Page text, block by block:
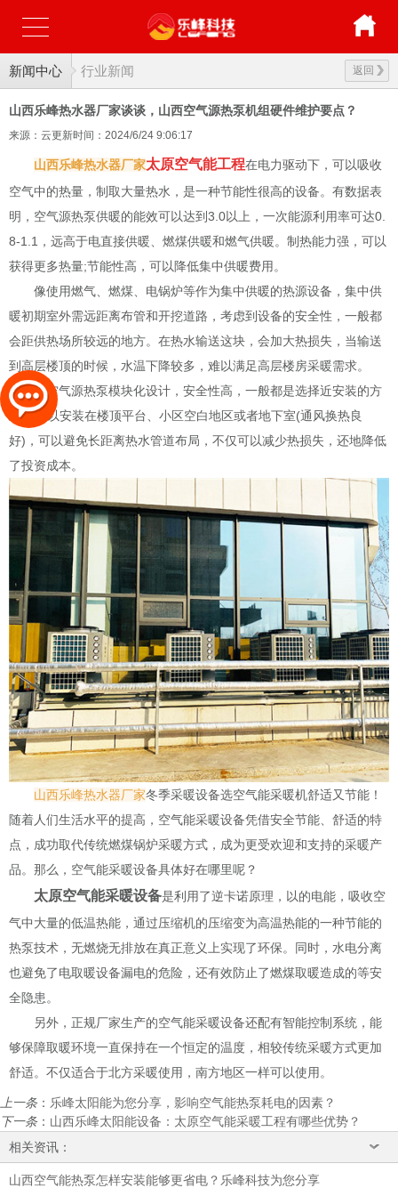
新闻中心 返回
行业新闻
山西乐峰热水器厂家谈谈，山西空气源热泵机组硬件维护要点？
来源：云更新时间：2024/6/24 9:06:17
山西乐峰热水器厂家太原空气能工程在电力驱动下，可以吸收
空气中的热量，制取大量热水，是一种节能性很高的设备。有数据表
明，空气源热泵供暖的能效可以达到3.0以上，一次能源利用率可达0.
8-1.1，远高于电直接供暖、燃煤供暖和燃气供暖。制热能力强，可以
获得更多热量;节能性高，可以降低集中供暖费用。
像使用燃气、燃煤、电锅炉等作为集中供暖的热源设备，集中供
暖初期室外需远距离布管和开挖道路，考虑到设备的安全性，一般都
会距供热场所较远的地方。在热水输送这块，会加大热损失，当输送
到高层楼顶的时候，水温下降较多，难以满足高层楼房采暖需求。
而空气源热泵模块化设计，安全性高，一般都是选择近安装的方
式---可以安装在楼顶平台、小区空白地区或者地下室(通风换热良
好)，可以避免长距离热水管道布局，不仅可以减少热损失，还地降低
了投资成本。
山西乐峰热水器厂家冬季采暖设备选空气能采暖机舒适又节能！
随着人们生活水平的提高，空气能采暖设备凭借安全节能、舒适的特
点，成功取代传统燃煤锅炉采暖方式，成为更受欢迎和支持的采暖产
品。那么，空气能采暖设备具体好在哪里呢？
太原空气能采暖设备是利用了逆卡诺原理，以的电能，吸收空
气中大量的低温热能，通过压缩机的压缩变为高温热能的一种节能的
热泵技术，无燃烧无排放在真正意义上实现了环保。同时，水电分离
也避免了电取暖设备漏电的危险，还有效防止了燃煤取暖造成的等安
全隐患。
另外，正规厂家生产的空气能采暖设备还配有智能控制系统，能
够保障取暖环境一直保持在一个恒定的温度，相较传统采暖方式更加
舒适。不仅适合于北方采暖使用，南方地区一样可以使用。
上一条： 乐峰太阳能为您分享，影响空气能热泵耗电的因素？
下一条： 山西乐峰太阳能设备：太原空气能采暖工程有哪些优势？
相关资讯：
山西空气能热泵怎样安装能够更省电？乐峰科技为您分享